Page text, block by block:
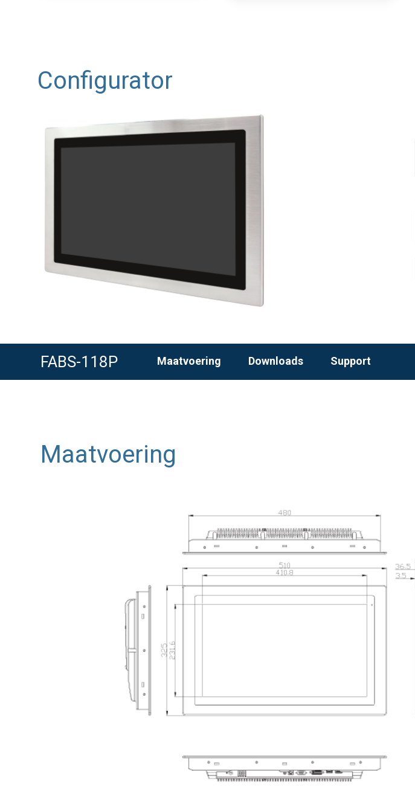
Configurator
FABS-118P Maatvoering Downloads Support
Maatvoering